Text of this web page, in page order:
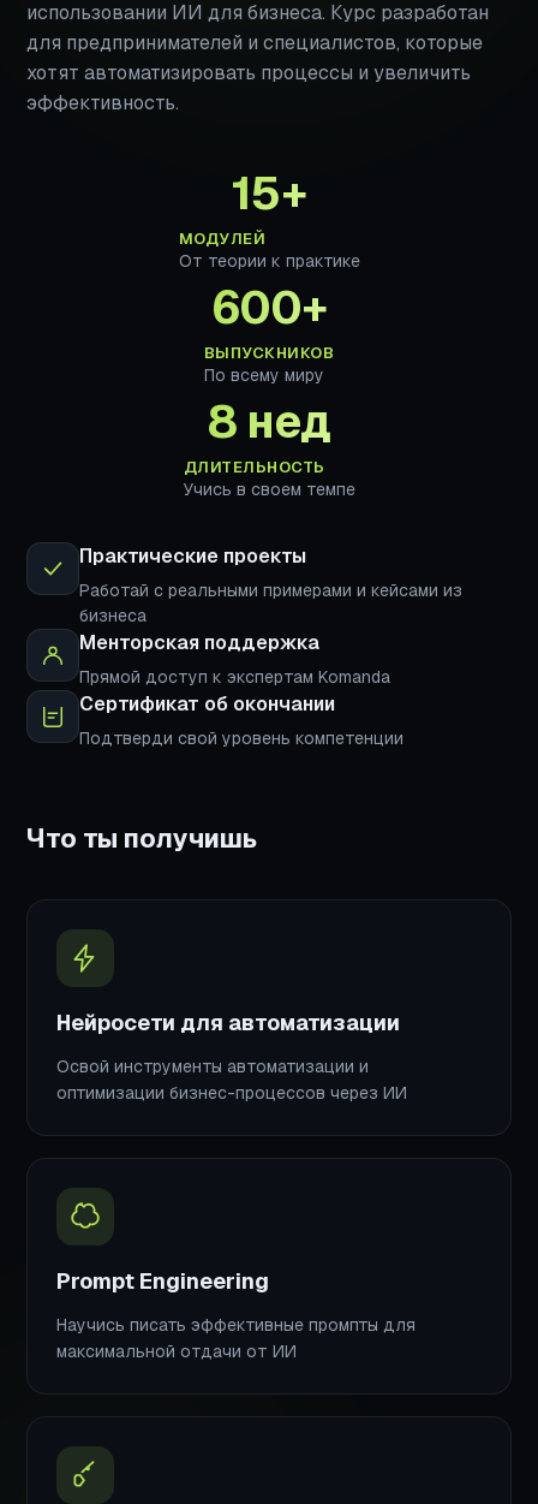
использовании ИИ для бизнеса. Курс разработан
для предпринимателей и специалистов, которые
хотят автоматизировать процессы и увеличить
эффективность.
15+
МОДУЛЕЙ
От теории к практике
600+
ВЫПУСКНИКОВ
По всему миру
8 нед
ДЛИТЕЛЬНОСТЬ
Учись в своем темпе
Практические проекты
Работай с реальными примерами и кейсами из
бизнеса
Менторская поддержка
Прямой доступ к экспертам Komanda
Сертификат об окончании
Подтверди свой уровень компетенции
Что ты получишь
Нейросети для автоматизации
Освой инструменты автоматизации и
оптимизации бизнес-процессов через ИИ
Prompt Engineering
Научись писать эффективные промпты для
максимальной отдачи от ИИ